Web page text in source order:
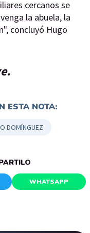
cercanos se
la abuela, la
concluyó Hugo
ESTA NOTA:
DOMÍNGUEZ
WHATSAPP